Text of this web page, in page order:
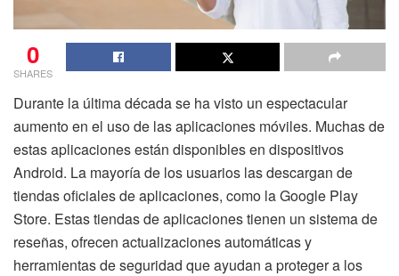
0
SHARES
Durante la última década se ha visto un espectacular
aumento en el uso de las aplicaciones móviles. Muchas de
estas aplicaciones están disponibles en dispositivos
Android. La mayoría de los usuarios las descargan de
tiendas oficiales de aplicaciones, como la Google Play
Store. Estas tiendas de aplicaciones tienen un sistema de
reseñas, ofrecen actualizaciones automáticas y
herramientas de seguridad que ayudan a proteger a los